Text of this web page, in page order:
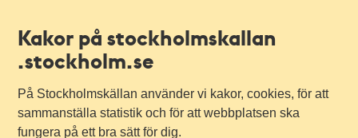
Kakor på stockholmskallan
.stockholm.se
På Stockholmskällan använder vi kakor, cookies, för att
sammanställa statistik och för att webbplatsen ska
fungera på ett bra sätt för dig.